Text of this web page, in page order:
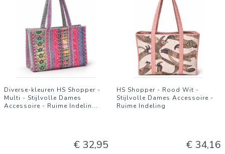
Diverse-kleuren HS Shopper -
Multi - Stijlvolle Dames
Accessoire - Ruime Indelin...
€ 32,95
HS Shopper - Rood Wit -
Stijlvolle Dames Accessoire -
Ruime Indeling
€ 34,16